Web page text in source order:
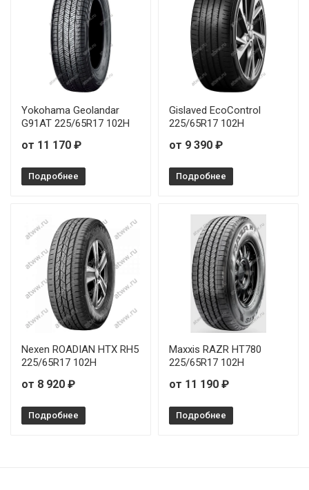
Yokohama Geolandar
G91AT 225/65R17 102H
от 11 170 ₽
Подробнее
Gislaved EcoControl
225/65R17 102H
от 9 390 ₽
Подробнее
Nexen ROADIAN HTX RH5
225/65R17 102H
от 8 920 ₽
Подробнее
Maxxis RAZR HT780
225/65R17 102H
от 11 190 ₽
Подробнее